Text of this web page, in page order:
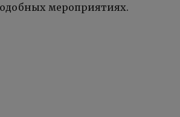
мероприятиях.